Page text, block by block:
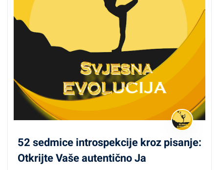
Radiš s ljudima (terapeut, coach, trener) i želiš proširiti
svoj alatni set
Što dobivaš?
8 modula / 20+ vježbi / 10+ audio i video vodiča
Dnevnik refleksije i evaluaciju tjelesne svjesnosti
Praktične alate koje možeš koristiti svakodnevno
Certifikat po završetku
52 sedmice introspekcije kroz pisanje:
Otkrijte Vaše autentično Ja